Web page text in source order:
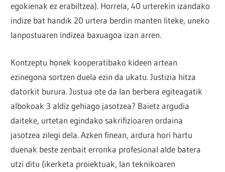
egokienak ez erabiltzea). Horrela, 40 urterekin izandako
indize bat handik 20 urtera berdin manten liteke, uneko
lanpostuaren indizea baxuagoa izan arren.
Kontzeptu honek kooperatibako kideen artean
ezinegona sortzen duela ezin da ukatu. Justizia hitza
datorkit burura. Justua ote da lan berbera egiteagatik
albokoak 3 aldiz gehiago jasotzea? Baietz argudia
daiteke, urtetan egindako sakrifizioaren ordaina
jasotzea zilegi dela. Azken finean, ardura hori hartu
duenak beste zenbait erronka profesional alde batera
utzi ditu (ikerketa proiektuak, lan teknikoaren